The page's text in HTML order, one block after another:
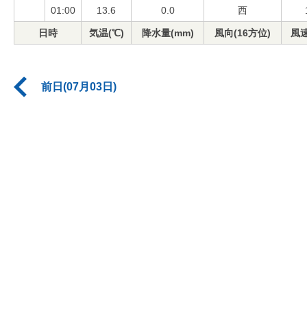
01:00 13.6 0.0 西
日時 気温(℃) 降水量(mm) 風向(16方位) 風
前日(07月03日)